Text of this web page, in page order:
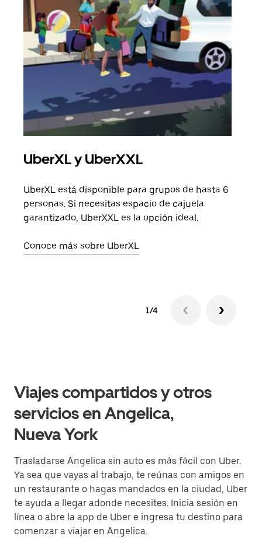
UberXL y UberXXL
UberXL está disponible para grupos de hasta 6
personas. Si necesitas espacio de cajuela
garantizado, UberXXL es la opción ideal.
Conoce más sobre UberXL
1/4
Viajes compartidos y otros
servicios en Angelica,
Nueva York
Trasladarse Angelica sin auto es más fácil con Uber.
Ya sea que vayas al trabajo, te reúnas con amigos en
un restaurante o hagas mandados en la ciudad, Uber
te ayuda a llegar adonde necesites. Inicia sesión en
línea o abre la app de Uber e ingresa tu destino para
comenzar a viajar en Angelica.